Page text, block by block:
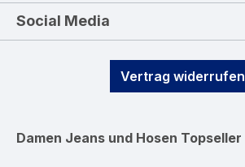
Social Media
Vertrag widerrufen
Damen Jeans und Hosen Topseller